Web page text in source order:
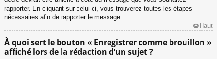
rapporter. En cliquant sur celui-ci, vous trouverez toutes les étapes
nécessaires afin de rapporter le message.
Haut
À quoi sert le bouton « Enregistrer comme brouillon »
affiché lors de la rédaction d’un sujet ?